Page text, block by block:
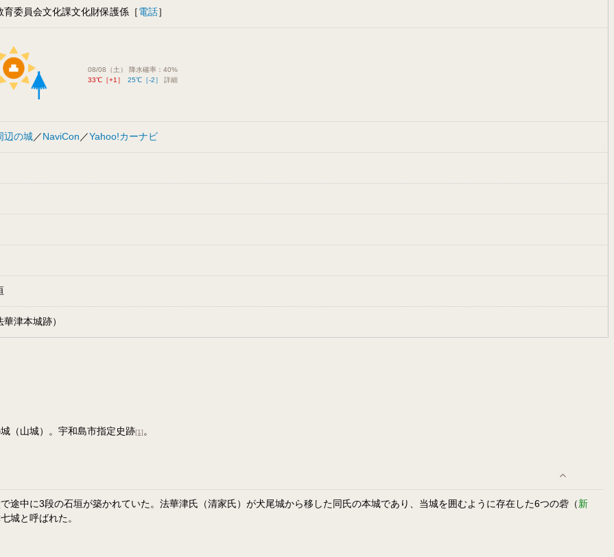
育委員会文化課文化財保護係［電話］
08/08（土） 降水確率：40%
33℃［+1］
25℃［-2］ 詳細
辺の城／NaviCon／Yahoo!カーナビ
津本城跡）
（山城）。宇和島市指定史跡[1] 。
途中に3段の石垣が築かれていた。法華津氏（清家氏）が犬尾城から移した同氏の本城であり、当城を囲むように存在した6つの砦（新
城と呼ばれた。